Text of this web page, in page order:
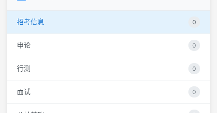
招考信息 0
申论 0
行测 0
面试 0